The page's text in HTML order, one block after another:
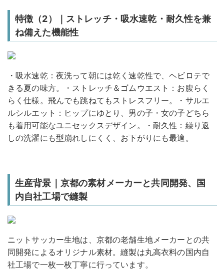
特徴（2）｜ストレッチ・吸水速乾・耐久性を兼
ね備えた機能性
・吸水速乾：夜洗って朝には乾く速乾性で、ヘビロテで
きる夏の味方。・ストレッチ＆ゴムウエスト：お腹らく
らく仕様。飛んでも跳ねてもストレスフリー。・サルエ
ルシルエット：ヒップにゆとり、男の子・女の子どちら
も着用可能なユニセックスデザイン。・耐久性：繰り返
しの洗濯にも型崩れしにくく、お下がりにも最適。
生産背景｜京都の素材メーカーと共同開発、国
内自社工場で縫製
ニットサッカー生地は、京都の老舗生地メーカーとの共
同開発によるオリジナル素材。縫製は丸高衣料の国内自
社工場で一枚一枚丁寧に行っています。